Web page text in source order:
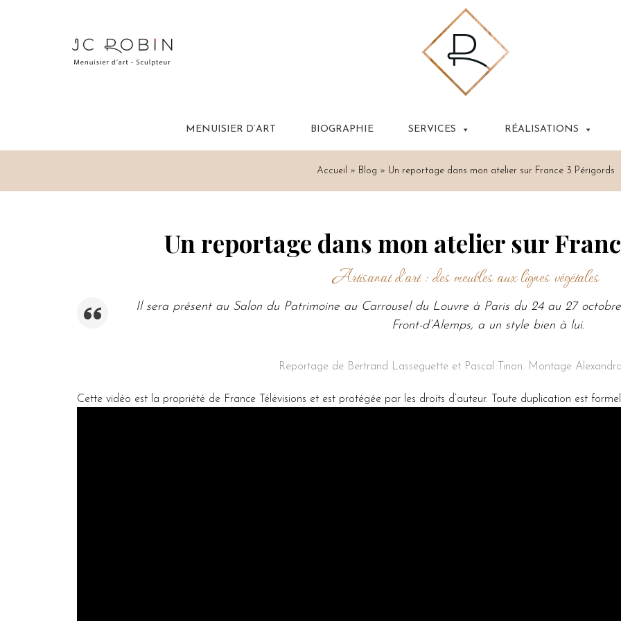
MENUISIER D’ART BIOGRAPHIE SERVICES RÉALISATIONS
Accueil » Blog » Un reportage dans mon atelier sur France 3 Périgords
Un reportage dans mon atelier sur
Artisanat d’art : des meubles aux lignes végétales
Il sera présent au Salon du Patrimoine au Carrousel du Louvre à Paris du 24 au 27
Front-d’Alemps, a un style bien à lui.
Reportage de Bertrand Lasseguette et Pascal Tinon. Montage
Cette vidéo est la propriété de France Télévisions et est protégée par les droits d’auteur. Toute duplication est